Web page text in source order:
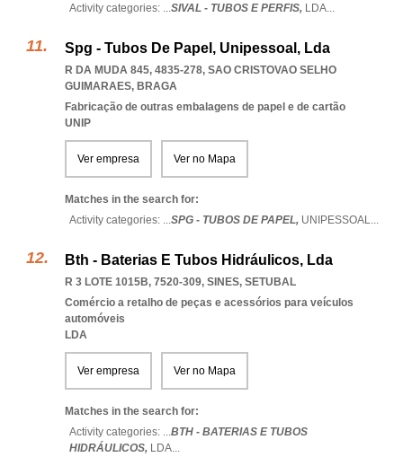
Activity categories: ...SIVAL - TUBOS E PERFIS, LDA...
Spg - Tubos De Papel, Unipessoal, Lda
R DA MUDA 845, 4835-278, SAO CRISTOVAO SELHO
GUIMARAES, BRAGA
Fabricação de outras embalagens de papel e de cartão
UNIP
Ver empresa Ver no Mapa
Matches in the search for:
Activity categories: ...SPG - TUBOS DE PAPEL, UNIPESSOAL...
Bth - Baterias E Tubos Hidráulicos, Lda
R 3 LOTE 1015B, 7520-309, SINES, SETUBAL
Comércio a retalho de peças e acessórios para veículos
automóveis
LDA
Ver empresa Ver no Mapa
Matches in the search for:
Activity categories: ...BTH - BATERIAS E TUBOS
HIDRÁULICOS, LDA...